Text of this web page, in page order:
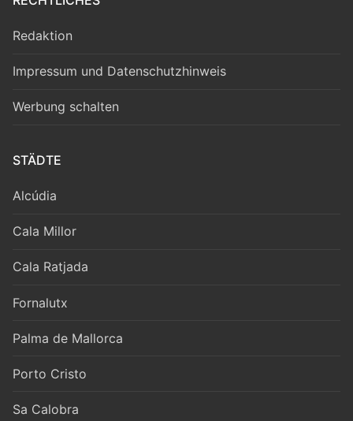
Redaktion
Impressum und Datenschutzhinweis
Werbung schalten
STÄDTE
Alcúdia
Cala Millor
Cala Ratjada
Fornalutx
Palma de Mallorca
Porto Cristo
Sa Calobra